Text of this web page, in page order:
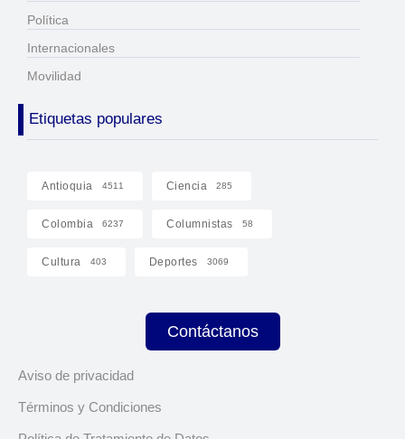
Política
Internacionales
Movilidad
Etiquetas populares
Antioquia 4511 Ciencia 285
Colombia 6237 Columnistas 58
Cultura 403 Deportes 3069
Contáctanos
Aviso de privacidad
Términos y Condiciones